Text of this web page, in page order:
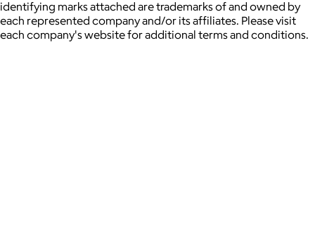
identifying marks attached are trademarks of and owned by
each represented company and/or its affiliates. Please visit
each company's website for additional terms and conditions.